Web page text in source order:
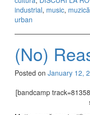
industrial, music, muzică
urban
(No)
Posted on January 12,
[bandcamp